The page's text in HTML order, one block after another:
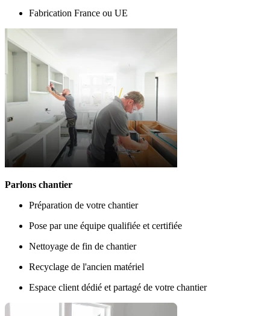
Fabrication France ou UE
Parlons chantier
Préparation de votre chantier
Pose par une équipe qualifiée et certifiée
Nettoyage de fin de chantier
Recyclage de l'ancien matériel
Espace client dédié et partagé de votre chantier